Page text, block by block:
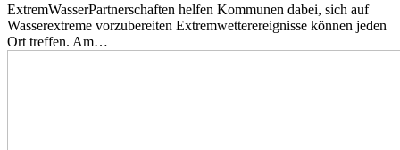
ExtremWasserPartnerschaften helfen Kommunen dabei, sich auf
Wasserextreme vorzubereiten Extremwetterereignisse können jeden
Ort treffen. Am…